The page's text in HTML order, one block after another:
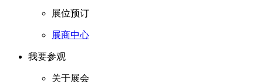
展位预订
展商中心
我要参观
关于展会